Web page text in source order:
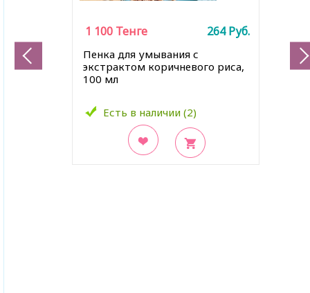
Пенка для умывания с
экстрактом коричневого риса,
100 мл
Есть в наличии (2)
1 100 Тенге 264Руб.